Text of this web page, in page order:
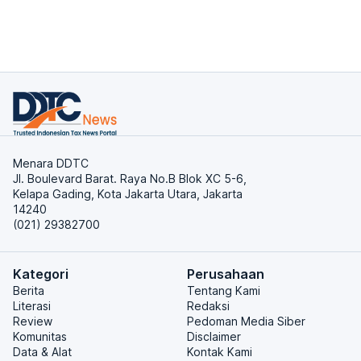
Menara DDTC
Jl. Boulevard Barat. Raya No.B Blok XC 5-6,
Kelapa Gading, Kota Jakarta Utara, Jakarta
14240
(021) 29382700
Kategori
Berita
Literasi
Review
Komunitas
Data & Alat
Perusahaan
Tentang Kami
Redaksi
Pedoman Media Siber
Disclaimer
Kontak Kami